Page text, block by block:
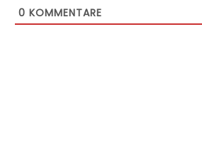
0 KOMMENTARE